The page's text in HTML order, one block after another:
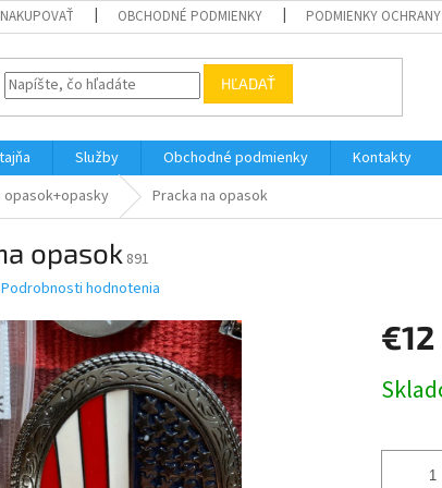
OBCHODNÉ PODMIENKY PODMIENKY OCHRANY
HĽADAŤ
Služby Obchodné podmienky
Kontakty
opasok+opasky Pracka na opasok
opasok 891
Podrobnosti hodnotenia
€12
cena: